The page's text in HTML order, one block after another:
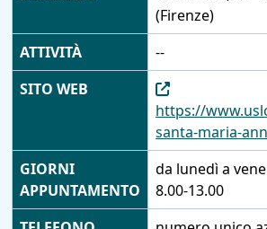
(Firenze)
ATTIVITÀ
--
SITO WEB
https://
santa-maria-
GIORNI
APPUNTAMENTO
da lunedì a
8.00-13.00